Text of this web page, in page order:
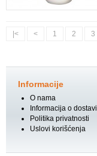
|< < 1 2 3
Informacije
O nama
Informacija o dostavi
Politika privatnosti
Uslovi korišćenja